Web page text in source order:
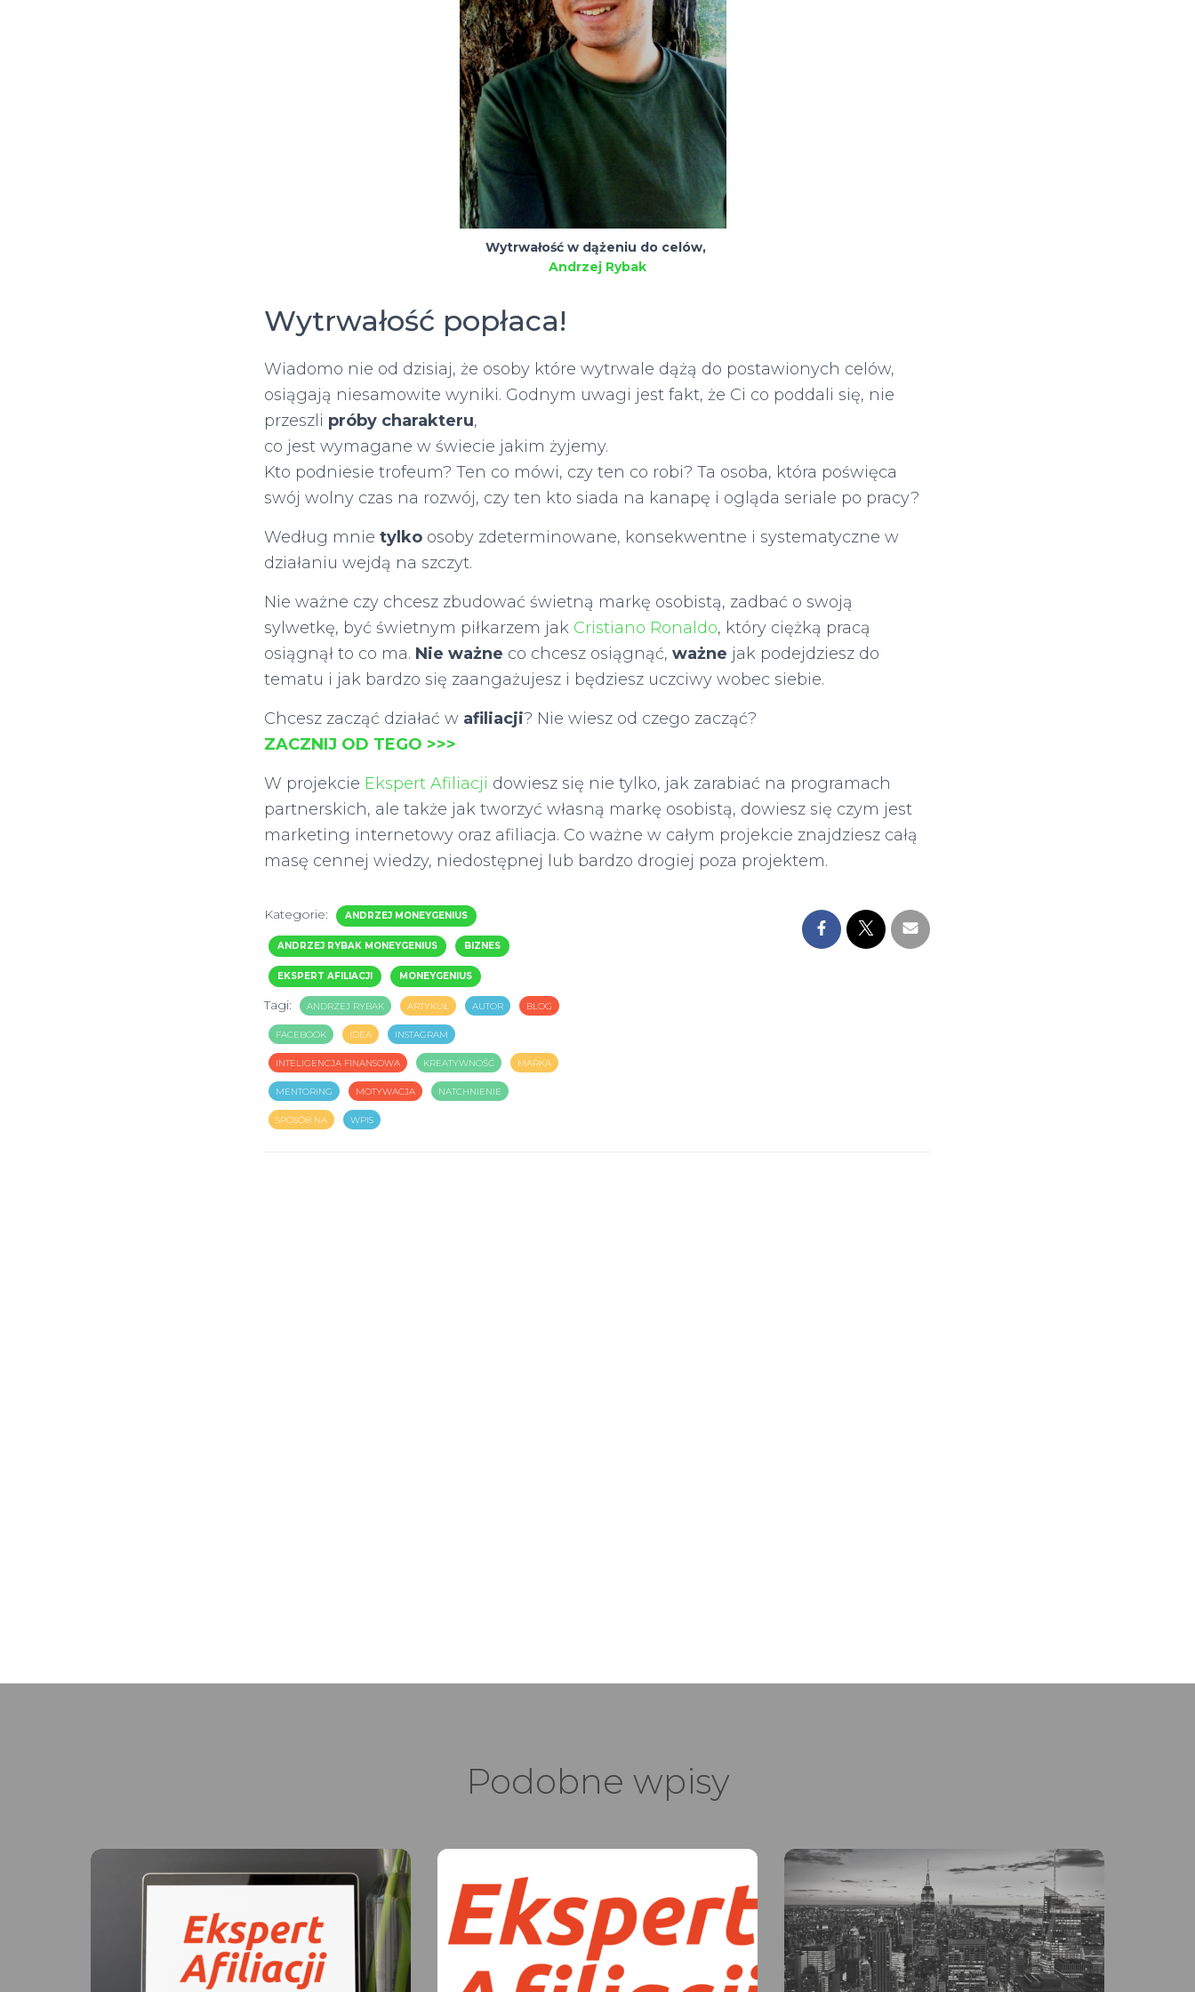
Wytrwałość w dążeniu do celów,
Andrzej Rybak
Wytrwałość popłaca!
Wiadomo nie od dzisiaj, że osoby które wytrwale dążą do postawionych celów,
osiągają niesamowite wyniki. Godnym uwagi jest fakt, że Ci co poddali się, nie
przeszli próby charakteru,
co jest wymagane w świecie jakim żyjemy.
Kto podniesie trofeum? Ten co mówi, czy ten co robi? Ta osoba, która poświęca
swój wolny czas na rozwój, czy ten kto siada na kanapę i ogląda seriale po pracy?
Według mnie tylko osoby zdeterminowane, konsekwentne i systematyczne w
działaniu wejdą na szczyt.
Nie ważne czy chcesz zbudować świetną markę osobistą, zadbać o swoją
sylwetkę, być świetnym piłkarzem jak Cristiano Ronaldo, który ciężką pracą
osiągnął to co ma. Nie ważne co chcesz osiągnąć, ważne jak podejdziesz do
tematu i jak bardzo się zaangażujesz i będziesz uczciwy wobec siebie.
Chcesz zacząć działać w afiliacji? Nie wiesz od czego zacząć?
ZACZNIJ OD TEGO >>>
W projekcie Ekspert Afiliacji dowiesz się nie tylko, jak zarabiać na programach
partnerskich, ale także jak tworzyć własną markę osobistą, dowiesz się czym jest
marketing internetowy oraz afiliacja. Co ważne w całym projekcie znajdziesz całą
masę cennej wiedzy, niedostępnej lub bardzo drogiej poza projektem.
Kategorie: ANDRZEJ MONEYGENIUS
ANDRZEJ RYBAK MONEYGENIUS BIZNES
EKSPERT AFILIACJI MONEYGENIUS
Tagi: ANDRZEJ RYBAK ARTYKUŁ AUTOR BLOG
FACEBOOK IDEA INSTAGRAM
INTELIGENCJA FINANSOWA KREATYWNOŚĆ MARKA
MENTORING MOTYWACJA NATCHNIENIE
SPOSÓB NA WPIS
Podobne wpisy